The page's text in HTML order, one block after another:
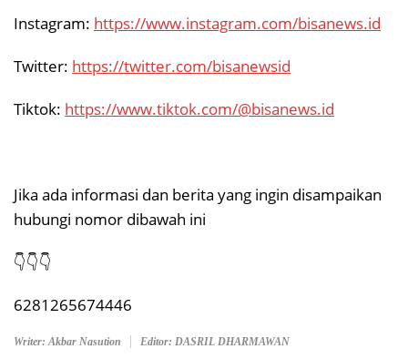
Instagram: https://www.instagram.com/bisanews.id
Twitter: https://twitter.com/bisanewsid
Tiktok: https://www.tiktok.com/@bisanews.id
Jika ada informasi dan berita yang ingin disampaikan
hubungi nomor dibawah ini
👇👇👇
6281265674446
Writer: Akbar Nasution Editor: DASRIL DHARMAWAN